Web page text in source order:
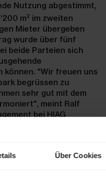
Über Cookies
Nutzung abgestimmt,
m2 im zweiten
Mieter übergeben
wurde über fünf
beide Parteien sich
können. "Wir freuen uns
begrüssen zu
sehr gut mit dem
meint Ralf
bei HIAG